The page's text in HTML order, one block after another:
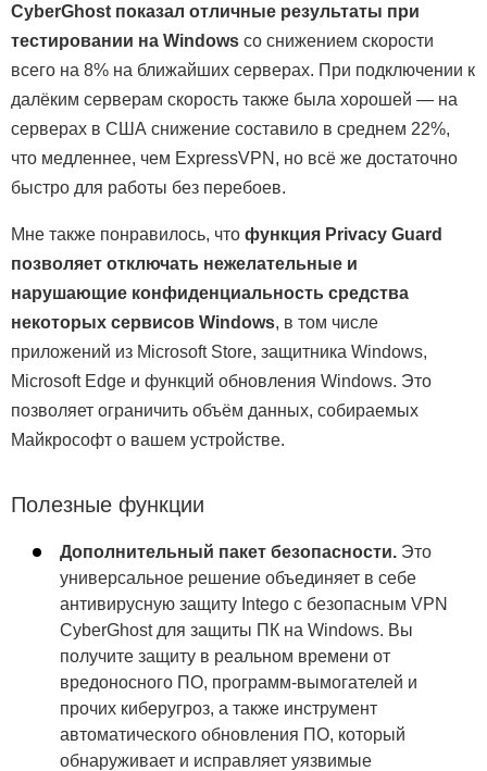
CyberGhost показал отличные результаты при
тестировании на Windows со снижением скорости
всего на 8% на ближайших серверах. При подключении к
далёким серверам скорость также была хорошей — на
серверах в США снижение составило в среднем 22%,
что медленнее, чем ExpressVPN, но всё же достаточно
быстро для работы без перебоев.
Мне также понравилось, что функция Privacy Guard
позволяет отключать нежелательные и
нарушающие конфиденциальность средства
некоторых сервисов Windows, в том числе
приложений из Microsoft Store, защитника Windows,
Microsoft Edge и функций обновления Windows. Это
позволяет ограничить объём данных, собираемых
Майкрософт о вашем устройстве.
Полезные функции
Дополнительный пакет безопасности. Это
универсальное решение объединяет в себе
антивирусную защиту Intego с безопасным VPN
CyberGhost для защиты ПК на Windows. Вы
получите защиту в реальном времени от
вредоносного ПО, программ-вымогателей и
прочих киберугроз, а также инструмент
автоматического обновления ПО, который
обнаруживает и исправляет уязвимые